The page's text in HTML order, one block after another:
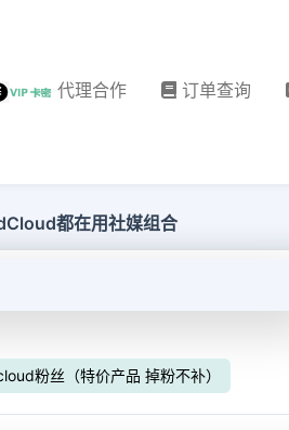
代理合作 订单查询
都在用社媒组合
粉丝（特价产品 掉粉不补）